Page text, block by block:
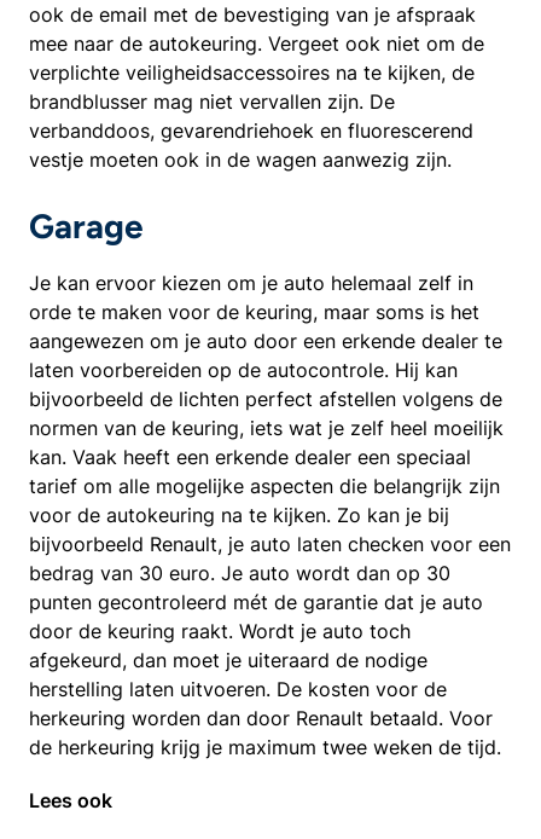
ook de email met de bevestiging van je afspraak
mee naar de autokeuring. Vergeet ook niet om de
verplichte veiligheidsaccessoires na te kijken, de
brandblusser mag niet vervallen zijn. De
verbanddoos, gevarendriehoek en fluorescerend
vestje moeten ook in de wagen aanwezig zijn.
Garage
Je kan ervoor kiezen om je auto helemaal zelf in
orde te maken voor de keuring, maar soms is het
aangewezen om je auto door een erkende dealer te
laten voorbereiden op de autocontrole. Hij kan
bijvoorbeeld de lichten perfect afstellen volgens de
normen van de keuring, iets wat je zelf heel moeilijk
kan. Vaak heeft een erkende dealer een speciaal
tarief om alle mogelijke aspecten die belangrijk zijn
voor de autokeuring na te kijken. Zo kan je bij
bijvoorbeeld Renault, je auto laten checken voor een
bedrag van 30 euro. Je auto wordt dan op 30
punten gecontroleerd mét de garantie dat je auto
door de keuring raakt. Wordt je auto toch
afgekeurd, dan moet je uiteraard de nodige
herstelling laten uitvoeren. De kosten voor de
herkeuring worden dan door Renault betaald. Voor
de herkeuring krijg je maximum twee weken de tijd.
Lees ook